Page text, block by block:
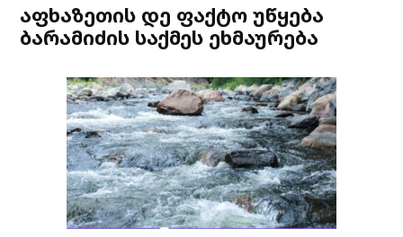
აფხაზეთის დე ფაქტო უწყება
ბარამიძის საქმეს ეხმაურება